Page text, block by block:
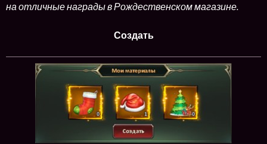
на отличные награды в Рождественском магазине.
Создать